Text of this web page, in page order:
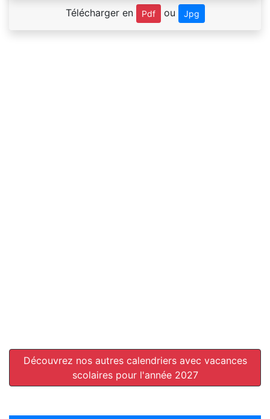
Télécharger en Pdf ou Jpg
Découvrez nos autres calendriers avec vacances
scolaires pour l'année 2027